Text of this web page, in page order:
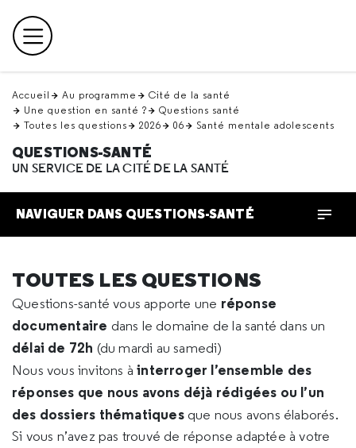
en
haut Menu principal
Accueil Au programme
Cité de la santé
Une question en santé ?
Questions santé
Toutes les questions
2026 06 Santé mentale adolescents
QUESTIONS-SANTÉ
UN SERVICE DE LA CITÉ DE LA SANTÉ
NAVIGUER DANS QUESTIONS-SANTÉ
TOUTES LES QUESTIONS
Questions-santé vous apporte une réponse
documentaire dans le domaine de la santé dans un
délai de 72h (du mardi au samedi)
Nous vous invitons àinterroger l’ensemble des
réponses que nous avons déjà rédigées ou l’un
des dossiers thématiques que nous avons élaborés.
Si vous n’avez pas trouvé de réponse adaptée à votre